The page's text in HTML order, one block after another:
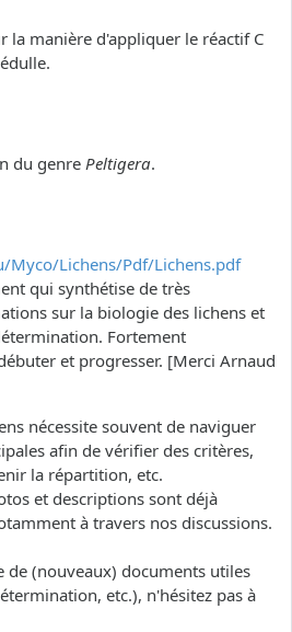
la manière d'appliquer le réactif C
du genre Peltigera.
Myco/Lichens/Pdf/Lichens.pdf
qui synthétise de très
sur la biologie des lichens et
Fortement
et progresser. [Merci Arnaud
nécessite souvent de naviguer
afin de vérifier des critères,
la répartition, etc.
et descriptions sont déjà
à travers nos discussions.
de (nouveaux) documents utiles
etc.), n'hésitez pas à